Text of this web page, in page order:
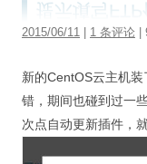
2015/06/11 | 1 条评论 |
新的CentOS云主机
错，期间也碰到过一
次点自动更新插件，